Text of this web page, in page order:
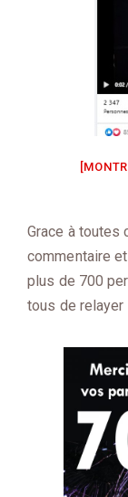
Grace à toutes
commentaire
plus de 700
tous de